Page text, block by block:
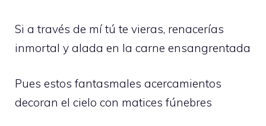
Si a través de mí tú te vieras, renacerías
inmortal y alada en la carne ensangrentada
Pues estos fantasmales acercamientos
decoran el cielo con matices fúnebres